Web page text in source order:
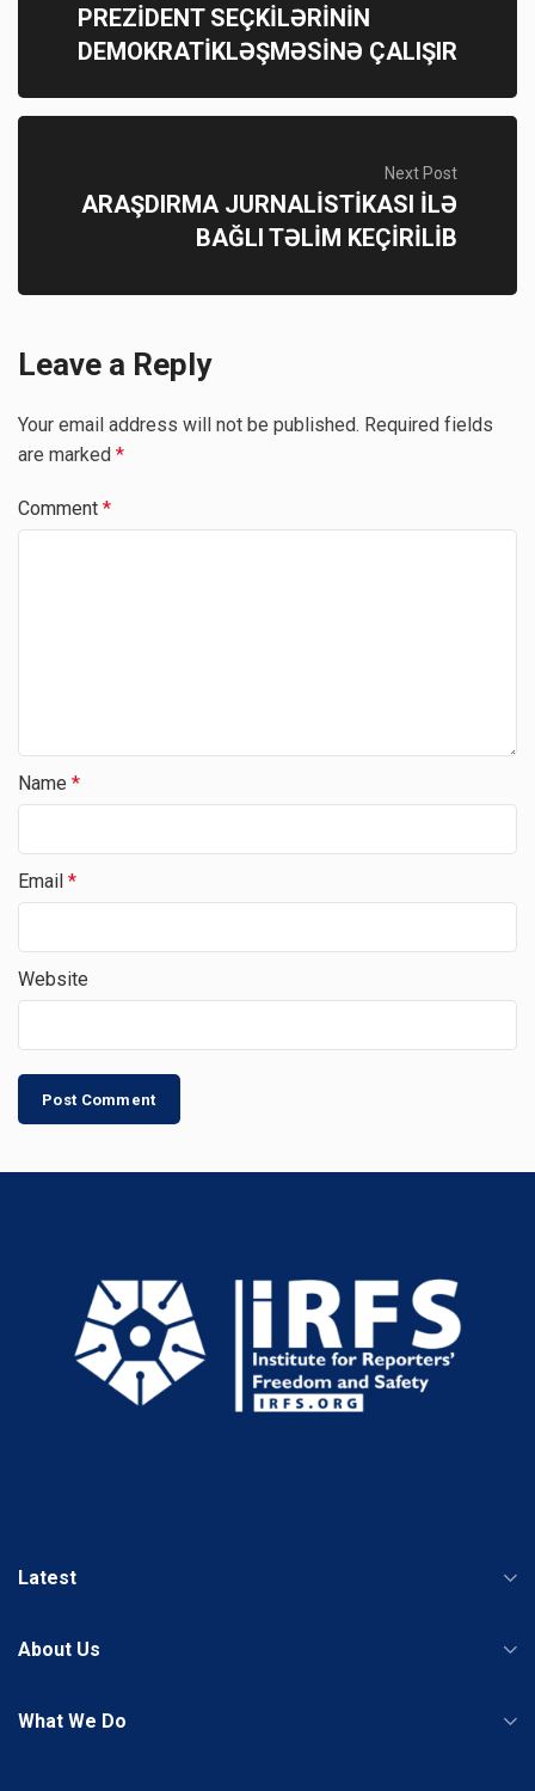
PREZİDENT SEÇKİLƏRİNİN
DEMOKRATİKLƏŞMƏSİNƏ ÇALIŞIR
Next Post
ARAŞDIRMA JURNALİSTİKASI İLƏ
BAĞLI TƏLİM KEÇİRİLİB
Leave a Reply
Your email address will not be published. Required fields
are marked *
Comment *
Name *
Email *
Website
Latest
About Us
What We Do